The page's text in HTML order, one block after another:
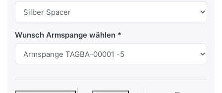
Wunsch Armspange wählen